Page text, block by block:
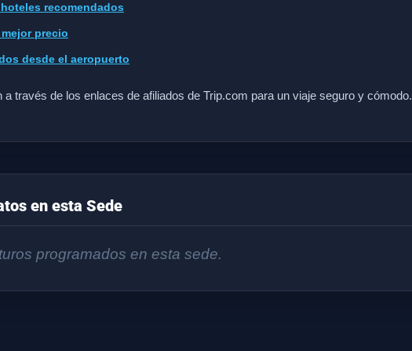
recomendados
precio
desde el aeropuerto
través de los enlaces de afiliados de Trip.com para un viaje seguro y cómodo.
en esta Sede
programados en esta sede.